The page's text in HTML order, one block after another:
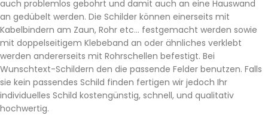
auch problemlos gebohrt und damit auch an eine Hauswand
an gedübelt werden. Die Schilder können einerseits mit
Kabelbindern am Zaun, Rohr etc… festgemacht werden sowie
mit doppelseitigem Klebeband an oder ähnliches verklebt
werden andererseits mit Rohrschellen befestigt. Bei
Wunschtext-Schildern den die passende Felder benutzen. Falls
sie kein passendes Schild finden fertigen wir jedoch Ihr
individuelles Schild kostengünstig, schnell, und qualitativ
hochwertig.